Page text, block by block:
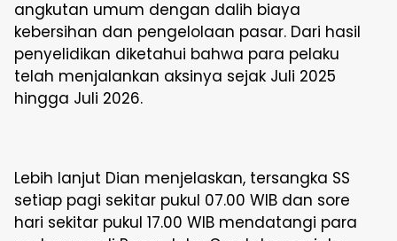
angkutan umum dengan dalih biaya
kebersihan dan pengelolaan pasar. Dari hasil
penyelidikan diketahui bahwa para pelaku
telah menjalankan aksinya sejak Juli 2025
hingga Juli 2026.
Lebih lanjut Dian menjelaskan, tersangka SS
setiap pagi sekitar pukul 07.00 WIB dan sore
hari sekitar pukul 17.00 WIB mendatangi para